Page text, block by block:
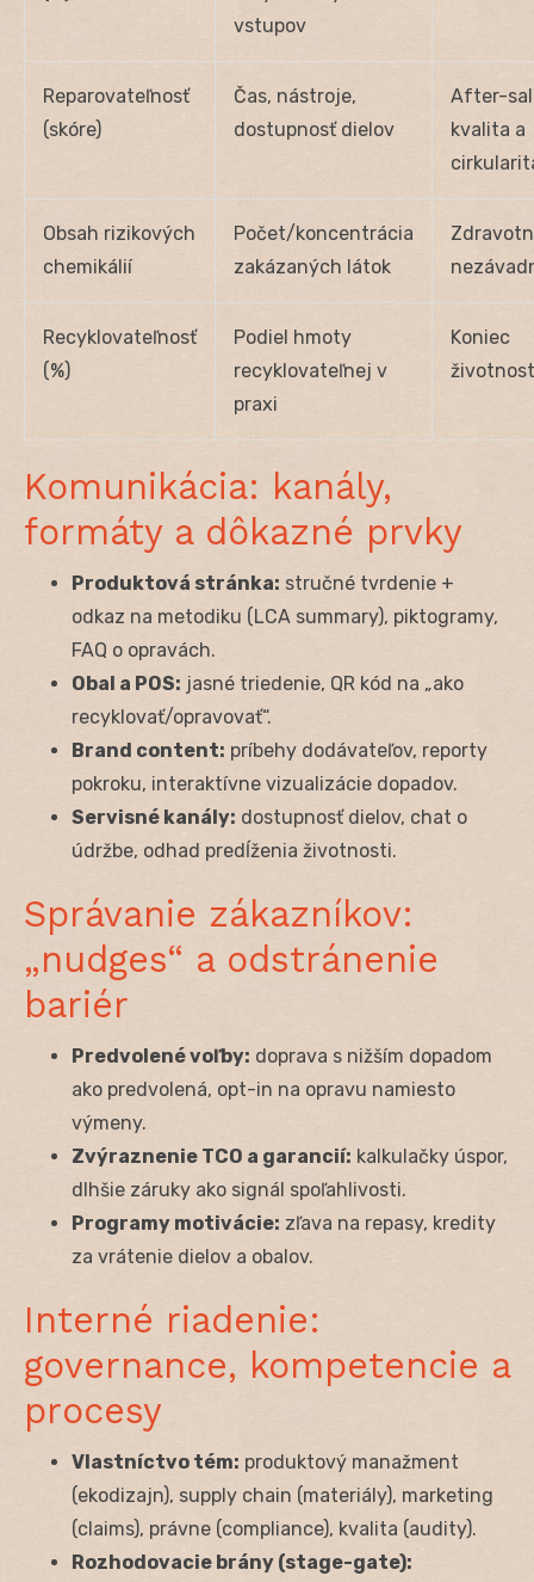
vstupov
Reparovateľnosť
(skóre)
Čas, nástroje,
dostupnosť dielov
After-
kvalita a
Obsah rizikových
chemikálií
Počet/koncentrácia
zakázaných látok
Recyklovateľnosť
(%)
Podiel hmoty
recyklovateľnej v
praxi
Koniec
Komunikácia: kanály,
formáty a dôkazné prvky
Produktová stránka: stručné tvrdenie +
odkaz na metodiku (LCA summary), piktogramy,
FAQ o opravách.
Obal a POS: jasné triedenie, QR kód na „ako
recyklovať/opravovať“.
Brand content: príbehy dodávateľov, reporty
pokroku, interaktívne vizualizácie dopadov.
Servisné kanály: dostupnosť dielov, chat o
údržbe, odhad predĺženia životnosti.
Správanie zákazníkov:
„nudges“ a odstránenie
bariér
Predvolené voľby: doprava s nižším dopadom
ako predvolená, opt-in na opravu namiesto
výmeny.
Zvýraznenie TCO a garancií: kalkulačky úspor,
dlhšie záruky ako signál spoľahlivosti.
Programy motivácie: zľava na repasy, kredity
za vrátenie dielov a obalov.
Interné riadenie:
governance, kompetencie a
procesy
Vlastníctvo tém: produktový manažment
(ekodizajn), supply chain (materiály), marketing
(claims), právne (compliance), kvalita (audity).
Rozhodovacie brány (stage-gate):